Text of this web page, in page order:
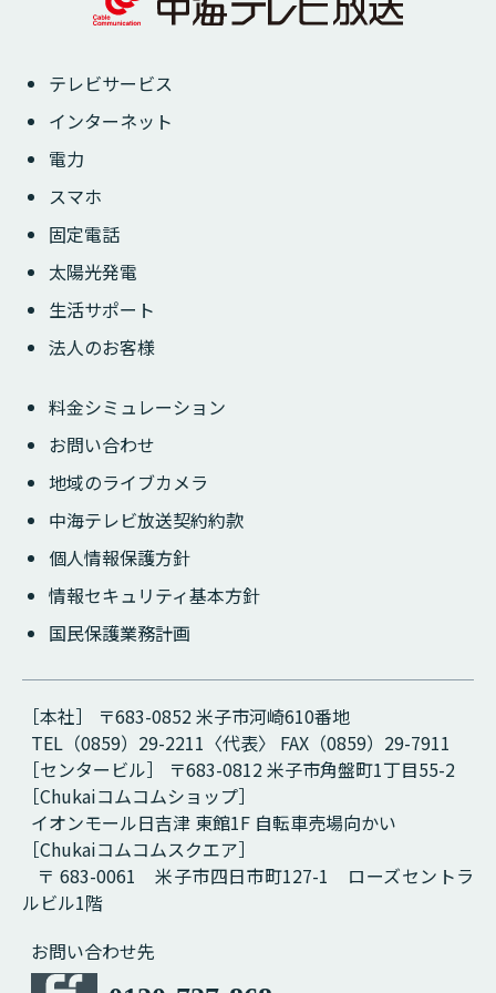
テレビサービス
インターネット
電力
スマホ
固定電話
太陽光発電
生活サポート
法人のお客様
料金シミュレーション
お問い合わせ
地域のライブカメラ
中海テレビ放送契約約款
個人情報保護方針
情報セキュリティ基本方針
国民保護業務計画
［本社］ 〒683-0852 米子市河崎610番地
TEL（0859）29-2211〈代表〉 FAX（0859）29-7911
［センタービル］ 〒683-0812 米子市角盤町1丁目55-2
［Chukaiコムコムショップ］
イオンモール日吉津 東館1F 自転車売場向かい
［Chukaiコムコムスクエア］
〒 683-0061 米子市四日市町127-1 ローズセントラ
ルビル1階
お問い合わせ先